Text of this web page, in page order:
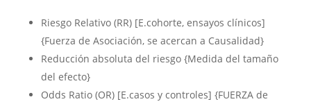
Riesgo Relativo (RR) [E.cohorte, ensayos clínicos]
{Fuerza de Asociación, se acercan a Causalidad}
Reducción absoluta del riesgo {Medida del tamaño
del efecto}
Odds Ratio (OR) [E.casos y controles] {FUERZA de